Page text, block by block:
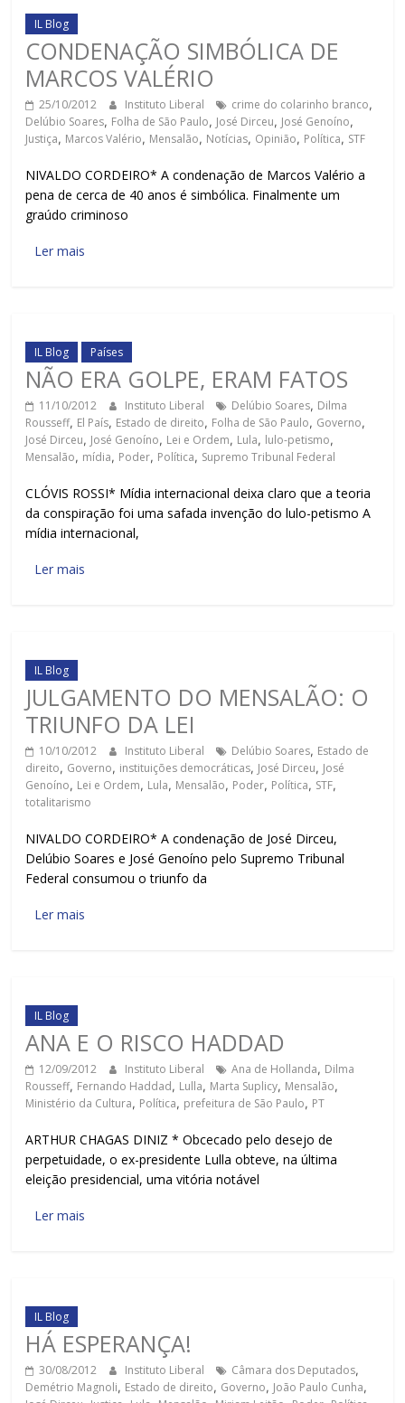
IL Blog
CONDENAÇÃO SIMBÓLICA DE
MARCOS VALÉRIO
25/10/2012 Instituto Liberal crime do colarinho branco,
Delúbio Soares, Folha de São Paulo, José Dirceu, José Genoíno,
Justiça, Marcos Valério, Mensalão, Notícias, Opinião, Política, STF
NIVALDO CORDEIRO* A condenação de Marcos Valério a
pena de cerca de 40 anos é simbólica. Finalmente um
graúdo criminoso
Ler mais
IL Blog Países
NÃO ERA GOLPE, ERAM FATOS
11/10/2012 Instituto Liberal Delúbio Soares, Dilma
Rousseff, El País, Estado de direito, Folha de São Paulo, Governo,
José Dirceu, José Genoíno, Lei e Ordem, Lula, lulo-petismo,
Mensalão, mídia, Poder, Política, Supremo Tribunal Federal
CLÓVIS ROSSI* Mídia internacional deixa claro que a teoria
da conspiração foi uma safada invenção do lulo-petismo A
mídia internacional,
Ler mais
IL Blog
JULGAMENTO DO MENSALÃO: O
TRIUNFO DA LEI
10/10/2012 Instituto Liberal Delúbio Soares, Estado de
direito, Governo, instituições democráticas, José Dirceu, José
Genoíno, Lei e Ordem, Lula, Mensalão, Poder, Política, STF,
totalitarismo
NIVALDO CORDEIRO* A condenação de José Dirceu,
Delúbio Soares e José Genoíno pelo Supremo Tribunal
Federal consumou o triunfo da
Ler mais
IL Blog
ANA E O RISCO HADDAD
12/09/2012 Instituto Liberal Ana de Hollanda, Dilma
Rousseff, Fernando Haddad, Lulla, Marta Suplicy, Mensalão,
Ministério da Cultura, Política, prefeitura de São Paulo, PT
ARTHUR CHAGAS DINIZ * Obcecado pelo desejo de
perpetuidade, o ex-presidente Lulla obteve, na última
eleição presidencial, uma vitória notável
Ler mais
IL Blog
HÁ ESPERANÇA!
30/08/2012 Instituto Liberal Câmara dos Deputados,
Demétrio Magnoli, Estado de direito, Governo, João Paulo Cunha,